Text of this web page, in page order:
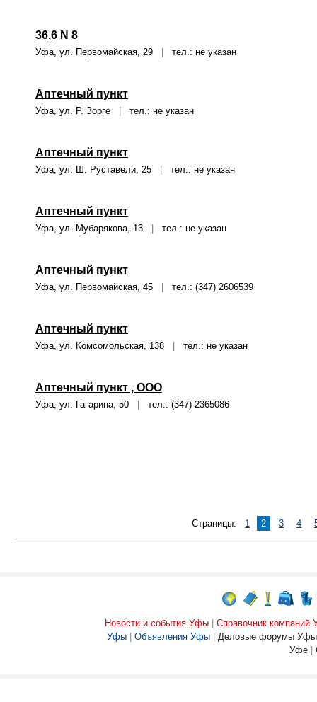
36,6 N 8
Уфа, ул. Первомайская, 29 тел.: не указан
Аптечный пункт
Уфа, ул. Р. Зорге тел.: не указан
Аптечный пункт
Уфа, ул. Ш. Руставели, 25 тел.: не указан
Аптечный пункт
Уфа, ул. Мубарякова, 13 тел.: не указан
Аптечный пункт
Уфа, ул. Первомайская, 45 тел.: (347) 2606539
Аптечный пункт
Уфа, ул. Комсомольская, 138 тел.: не указан
Аптечный пункт , ООО
Уфа, ул. Гагарина, 50 тел.: (347) 2365086
Страницы: 1 2 3 4
Новости и события Уфы
Справочник компаний
Уфы
Объявления Уфы
Деловые форумы Уфы
Уфе